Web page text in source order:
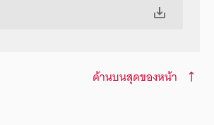
ด้านบนสุดของหน้า